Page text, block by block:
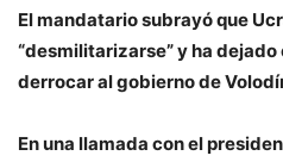
El mandatario subrayó que
“desmilitarizarse” y ha
derrocar al gobierno de
En una llamada con el